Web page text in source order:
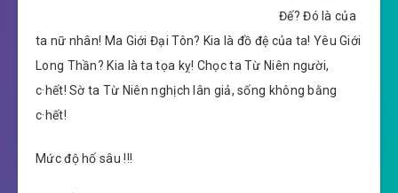
Đế? Đó là của
ta nữ nhân! Ma Giới Đại Tôn? Kia là đồ đệ của ta! Yêu Giới
Long Thần? Kia là ta tọa kỵ! Chọc ta Từ Niên người,
c·hết! Sờ ta Từ Niên nghịch lân giả, sống không bằng
c·hết!
Mức độ hố sâu !!!